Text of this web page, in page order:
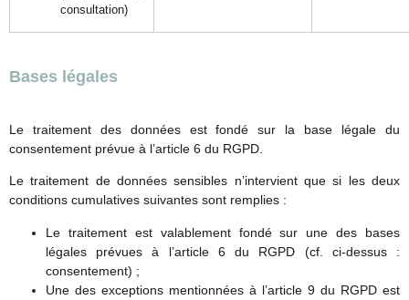
consultation)
Bases légales
Le traitement des données est fondé sur la base légale du
consentement prévue à l’article 6 du RGPD.
Le traitement de données sensibles n’intervient que si les deux
conditions cumulatives suivantes sont remplies :
Le traitement est valablement fondé sur une des bases
légales prévues à l’article 6 du RGPD (cf. ci-dessus :
consentement) ;
Une des exceptions mentionnées à l’article 9 du RGPD est